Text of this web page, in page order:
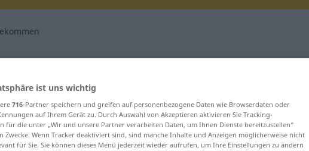
für "herausbekommen"
Übersetzung
ist uns wichtig
716-Partner speichern und greifen auf personenbezogene Daten wie Browserdaten oder
auf Ihrem Gerät zu. Durch Auswahl von Akzeptieren aktivieren Sie Tracking-
für die unter „Wir und unsere Partner verarbeiten Daten, um Ihnen Dienste bereitzustellen“
Zwecke. Wenn Tracker deaktiviert sind, sind manche Inhalte und Anzeigen möglicherweise nicht
für Sie. Sie können dieses Menü jederzeit wieder aufrufen, um Ihre Einstellungen zu ändern